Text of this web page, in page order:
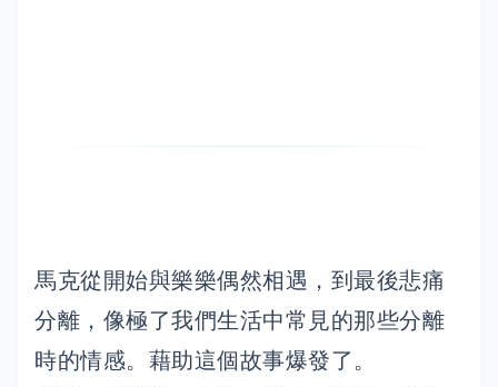
馬克從開始與樂樂偶然相遇，到最後悲痛
分離，像極了我們生活中常見的那些分離
時的情感。藉助這個故事爆發了。